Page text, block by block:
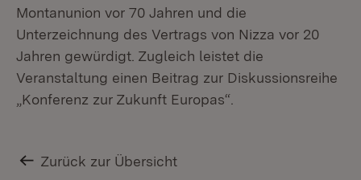
Montanunion vor 70 Jahren und die
Unterzeichnung des Vertrags von Nizza vor 20
Jahren gewürdigt. Zugleich leistet die
Veranstaltung einen Beitrag zur Diskussionsreihe
„Konferenz zur Zukunft Europas“.
Zurück zur Übersicht